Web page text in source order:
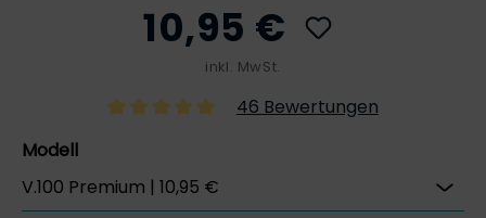
10,95 €
inkl. MwSt.
46 Bewertungen
Modell